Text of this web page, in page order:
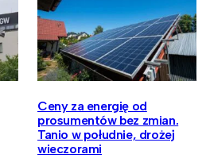
Ceny za energię od
prosumentów bez zmian.
Tanio w południe, drożej
wieczorami